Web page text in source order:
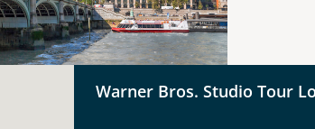
Telegram
Link kopieren
Warner Bros. Studio Tour
Informationen